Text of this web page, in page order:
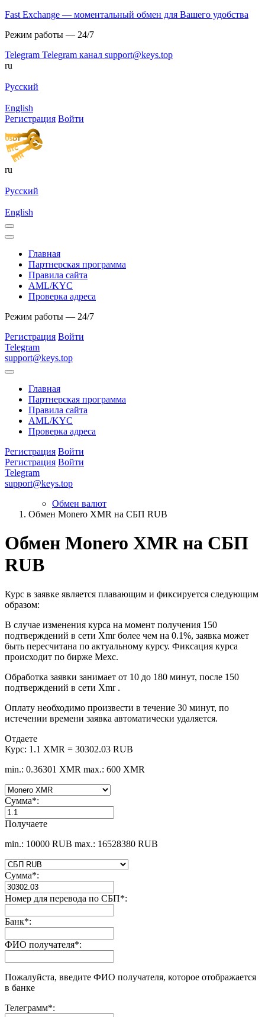
Fast Exchange — моментальный обмен для Вашего удобства
Режим работы — 24/7
Telegram Telegram канал support@keys.top
ru
Русский
English
Регистрация Войти
ru
Русский
English
Главная
Партнерская программа
Правила сайта
AML/KYC
Проверка адреса
Режим работы — 24/7
Регистрация Войти
Telegram
support@keys.top
Главная
Партнерская программа
Правила сайта
AML/KYC
Проверка адреса
Регистрация Войти
Регистрация Войти
Telegram
support@keys.top
Обмен валют
Обмен Monero XMR на СБП RUB
Обмен Monero XMR на СБП
RUB
Курс в заявке является плавающим и фиксируется следующим
образом:
В случае изменения курса на момент получения 150
подтверждений в сети Xmr более чем на 0.1%, заявка может
быть пересчитана по актуальному курсу. Фиксация курса
происходит по бирже Mexc.
Обработка заявки занимает от 10 до 180 минут, после 150
подтверждений в сети Xmr .
Оплату необходимо произвести в течение 30 минут, по
истечении времени заявка автоматически удаляется.
Отдаете
Курс: 1.1 XMR = 30302.03 RUB
min.: 0.36301 XMR max.: 600 XMR
Сумма*:
Получаете
min.: 10000 RUB max.: 16528380 RUB
Сумма*:
Номер для перевода по СБП*:
Банк*:
ФИО получателя*:
Пожалуйста, введите ФИО получателя, которое отображается
в банке
Телеграмм*: